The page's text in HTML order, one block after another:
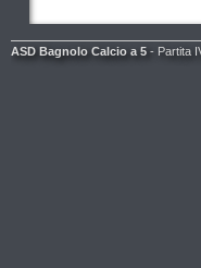
ASD Bagnolo Calcio a 5 - Partita